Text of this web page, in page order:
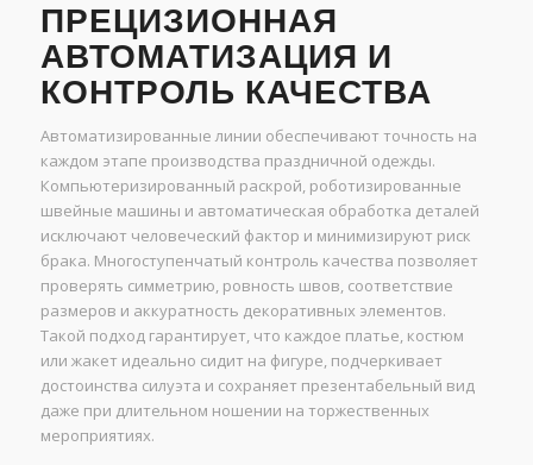
ПРЕЦИЗИОННАЯ
АВТОМАТИЗАЦИЯ И
КОНТРОЛЬ КАЧЕСТВА
Автоматизированные линии обеспечивают точность на
каждом этапе производства праздничной одежды.
Компьютеризированный раскрой, роботизированные
швейные машины и автоматическая обработка деталей
исключают человеческий фактор и минимизируют риск
брака. Многоступенчатый контроль качества позволяет
проверять симметрию, ровность швов, соответствие
размеров и аккуратность декоративных элементов.
Такой подход гарантирует, что каждое платье, костюм
или жакет идеально сидит на фигуре, подчеркивает
достоинства силуэта и сохраняет презентабельный вид
даже при длительном ношении на торжественных
мероприятиях.